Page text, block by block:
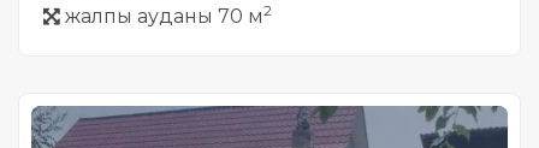
жалпы ауданы 70 м2